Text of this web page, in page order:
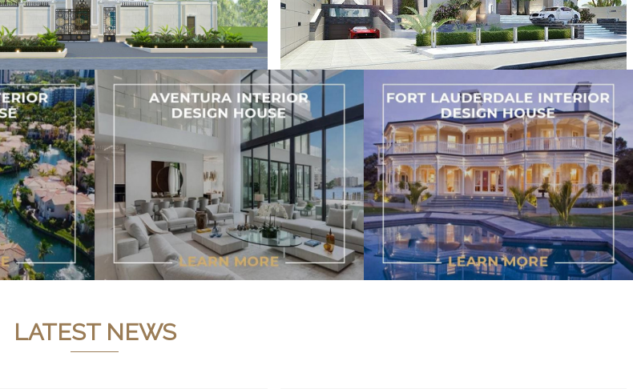
LATEST NEWS